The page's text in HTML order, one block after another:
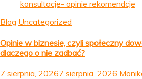
Blog Uncategorized
Opinie w biznesie, czyli społeczny
dlaczego o nie zadbać?
7 sierpnia, 20267 sierpnia, 2026